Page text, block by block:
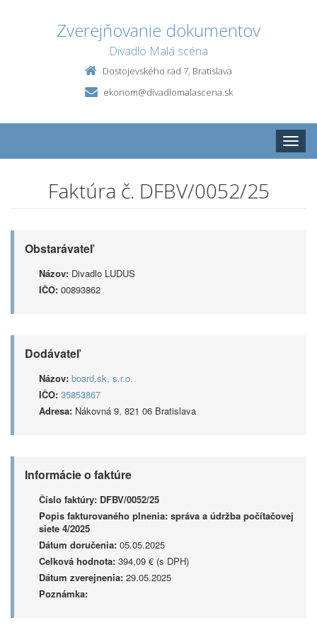
Zverejňovanie dokumentov
Divadlo Malá scéna
Dostojevského rad 7, Bratislava
ekonom@divadlomalascena.sk
Toggle
Faktúra č. DFBV/0052/25
Obstarávateľ
Názov: Divadlo LUDUS
IČO: 00893862
Dodávateľ
Názov: board.sk, s.r.o.
IČO: 35853867
Adresa: Nákovná 9, 821 06 Bratislava
Informácie o faktúre
Číslo faktúry: DFBV/0052/25
Popis fakturovaného plnenia: správa a údržba počítačovej
siete 4/2025
Dátum doručenia: 05.05.2025
Celková hodnota: 394,09 € (s DPH)
Dátum zverejnenia: 29.05.2025
Poznámka: